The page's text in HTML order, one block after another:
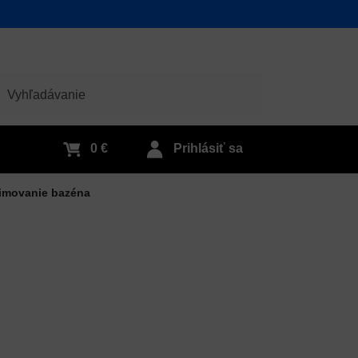
Prihlásiť sa
0 €
bazéna